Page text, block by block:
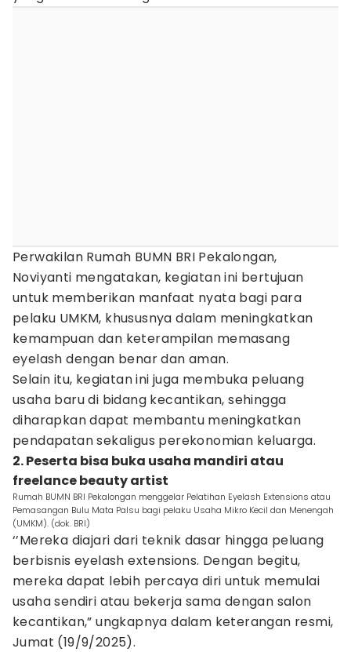
Perwakilan Rumah BUMN BRI Pekalongan,
Noviyanti mengatakan, kegiatan ini bertujuan
untuk memberikan manfaat nyata bagi para
pelaku UMKM, khususnya dalam meningkatkan
kemampuan dan keterampilan memasang
eyelash dengan benar dan aman.
Selain itu, kegiatan ini juga membuka peluang
usaha baru di bidang kecantikan, sehingga
diharapkan dapat membantu meningkatkan
pendapatan sekaligus perekonomian keluarga.
2. Peserta bisa buka usaha mandiri atau
freelance beauty artist
Rumah BUMN BRI Pekalongan menggelar Pelatihan Eyelash Extensions atau
Pemasangan Bulu Mata Palsu bagi pelaku Usaha Mikro Kecil dan Menengah
(UMKM). (dok. BRI)
‘’Mereka diajari dari teknik dasar hingga peluang
berbisnis eyelash extensions. Dengan begitu,
mereka dapat lebih percaya diri untuk memulai
usaha sendiri atau bekerja sama dengan salon
kecantikan,” ungkapnya dalam keterangan resmi,
Jumat (19/9/2025).